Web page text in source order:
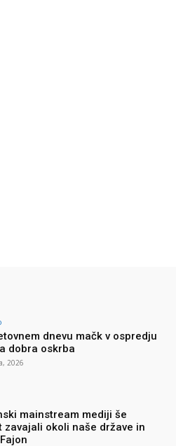
dnevu mačk v ospredju
dobra oskrba
2026
mainstream mediji še
zavajali okoli naše države in